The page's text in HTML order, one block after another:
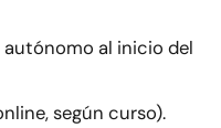
autónomo al inicio del
según curso).